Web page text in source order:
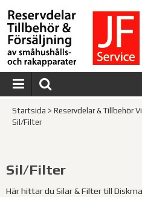
Startsida > Reservdelar & Tillbehör
Sil/Filter
Sil/Filter
Här hittar du Silar & Filter till